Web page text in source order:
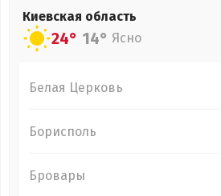
Киевская область
24° 14° Ясно
Белая Церковь
Борисполь
Бровары